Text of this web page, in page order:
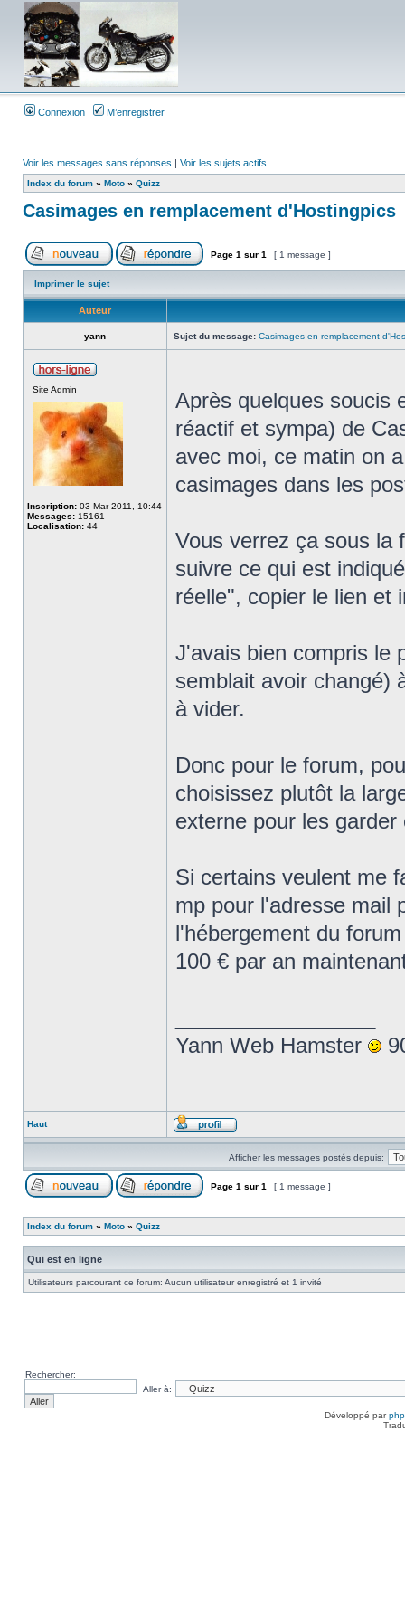
Connexion M’enregistrer
Voir les messages sans réponses | Voir les sujets actifs
Index du forum » Moto » Quizz
Casimages en remplacement d'Hostingpics
Page 1 sur 1 [ 1 message ]
Imprimer le sujet
Auteur
yann Sujet du message: Casimages en remplacement
Site Admin
Inscription: 03 Mar 2011, 10:44
Messages: 15161
Localisation: 44
Après quelques soucis
réactif et sympa) de
avec moi, ce matin on
casimages dans les
Vous verrez ça sous la
suivre ce qui est
réelle", copier le lien et
J'avais bien compris le
semblait avoir changé)
à vider.
Donc pour le forum,
choisissez plutôt la
externe pour les
Si certains veulent me
mp pour l'adresse mail
l'hébergement du
100 € par an
Yann Web Hamster
Haut
Afficher les messages postés depuis:
Page 1 sur 1 [ 1 message ]
Index du forum » Moto » Quizz
Qui est en ligne
Utilisateurs parcourant ce forum: Aucun utilisateur enregistré et 1 invité
Rechercher:
Aller à:
Développé par